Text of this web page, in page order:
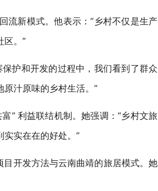
流新模式。他表示：“乡村不仅是生产
区。”
保护和开发的过程中，我们看到了群众
汁原味的乡村生活。”
” 利益联结机制。她强调：“乡村文旅
实在在的好处。”
开发方法与云南曲靖的旅居模式。她